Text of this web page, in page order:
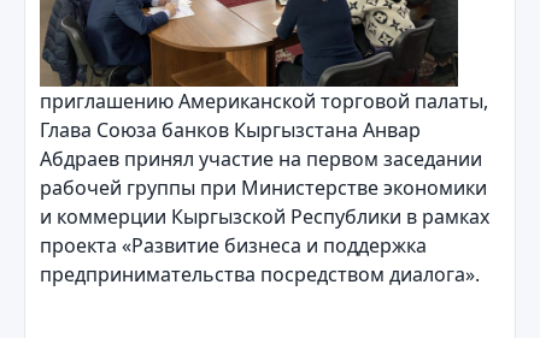
приглашению Американской торговой палаты,
Глава Союза банков Кыргызстана Анвар
Абдраев принял участие на первом заседании
рабочей группы при Министерстве экономики
и коммерции Кыргызской Республики в рамках
проекта «Развитие бизнеса и поддержка
предпринимательства посредством диалога».